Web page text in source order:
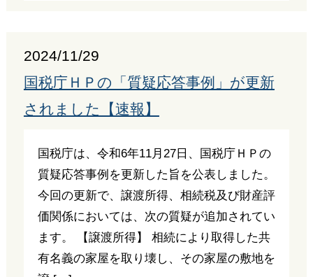
2024/11/29
国税庁ＨＰの「質疑応答事例」が更新
されました【速報】
国税庁は、令和6年11月27日、国税庁ＨＰの
質疑応答事例を更新した旨を公表しました。
今回の更新で、譲渡所得、相続税及び財産評
価関係においては、次の質疑が追加されてい
ます。 【譲渡所得】 相続により取得した共
有名義の家屋を取り壊し、その家屋の敷地を